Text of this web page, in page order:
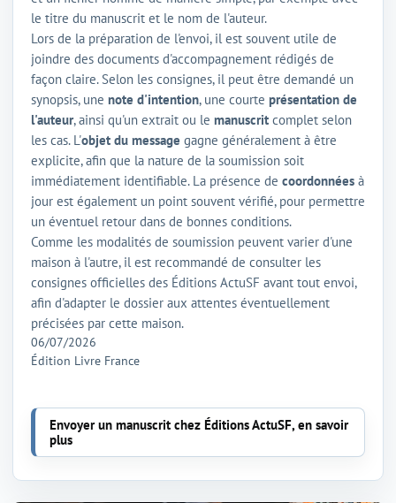
le titre du manuscrit et le nom de l'auteur.
Lors de la préparation de l'envoi, il est souvent utile de
joindre des documents d'accompagnement rédigés de
façon claire. Selon les consignes, il peut être demandé un
synopsis, une note d'intention, une courte présentation de
l'auteur, ainsi qu'un extrait ou le manuscrit complet selon
les cas. L'objet du message gagne généralement à être
explicite, afin que la nature de la soumission soit
immédiatement identifiable. La présence de coordonnées à
jour est également un point souvent vérifié, pour permettre
un éventuel retour dans de bonnes conditions.
Comme les modalités de soumission peuvent varier d'une
maison à l'autre, il est recommandé de consulter les
consignes officielles des Éditions ActuSF avant tout envoi,
afin d'adapter le dossier aux attentes éventuellement
précisées par cette maison.
06/07/2026
Édition Livre France
Envoyer un manuscrit chez Éditions ActuSF, en savoir
plus